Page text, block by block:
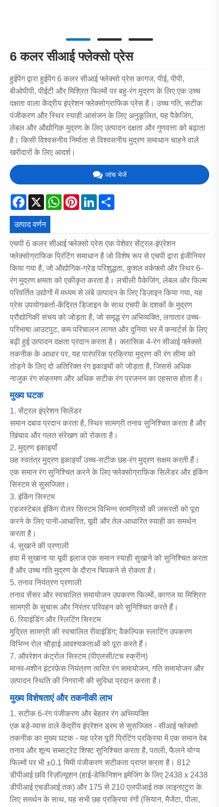
6 कलर सीआई फ्लेक्सो प्रेस
हुईपेंग द्वारा हुईपेंग 6 कलर सीआई फ्लेक्सो प्रेस कागज, पीई, पीपी,
बीओपीपी, पीईटी और मिश्रित फिल्मों पर बहु-रंग मुद्रण के लिए एक उच्च
दक्षता वाला केंद्रीय इंप्रेशन फ्लेक्सोग्राफिक प्रेस है। उच्च गति, सटीक
पंजीकरण और स्थिर स्याही आसंजन के लिए अनुकूलित, यह पैकेजिंग,
लेबल और औद्योगिक मुद्रण के लिए उत्पादन दक्षता और गुणवत्ता को बढ़ाता
है। किसी विश्वसनीय निर्माता से विश्वसनीय मुद्रण समाधान चाहने वाले
खरीदारों के लिए आदर्श।
जांच भेजें
Facebook
X WhatsApp
PinterestLinkedIn
उत्पाद वर्णन
एचपी 6 कलर सीआई फ्लेक्सो प्रेस एक पेशेवर सेंट्रल-इंप्रेशन
फ्लेक्सोग्राफिक प्रिंटिंग समाधान है जो विशेष रूप से एचपी द्वारा इंजीनियर
किया गया है, जो औद्योगिक-ग्रेड परिशुद्धता, कुशल वर्कफ़्लो और स्थिर 6-
रंग मुद्रण क्षमता को एकीकृत करता है। लचीली पैकेजिंग, लेबल और फिल्म
परिवर्तित उद्योगों में मध्यम से लंबे उत्पादन के लिए डिज़ाइन किया गया, यह
प्रेस उपयोगकर्ता-केंद्रित डिजाइन के साथ एचपी के दशकों के मुद्रण
प्रौद्योगिकी संचय को जोड़ता है, जो समृद्ध रंग अभिव्यक्ति, लगातार उच्च-
परिभाषा आउटपुट, कम परिचालन लागत और दुनिया भर में कन्वर्टर्स के लिए
बढ़ी हुई उत्पादन दक्षता प्रदान करता है। क्लासिक 4-रंग सीआई फ्लेक्सो
तकनीक के आधार पर, यह पारंपरिक प्रक्रिया मुद्रण की रंग सीमा को
तोड़ने के लिए दो अतिरिक्त रंग इकाइयों को जोड़ता है, जिससे अधिक
नाजुक रंग संक्रमण और अधिक सटीक रंग प्रजनन का एहसास होता है।
मुख्य घटक
1. सेंट्रल इंप्रेशन सिलेंडर
समान दबाव प्रदान करता है, स्थिर सामग्री तनाव सुनिश्चित करता है और
खिंचाव और गलत संरेखण को रोकता है।
2. मुद्रण इकाइयाँ
छह स्वतंत्र मुद्रण इकाइयाँ उच्च-सटीक छह-रंग मुद्रण सक्षम करती हैं।
एक समान रंग सुनिश्चित करने के लिए फ्लेक्सोग्राफ़िक सिलेंडर और इंकिंग
सिस्टम से सुसज्जित।
3. इंकिंग सिस्टम
एडजस्टेबल इंकिंग रोलर सिस्टम विभिन्न सामग्रियों की जरूरतों को पूरा
करने के लिए पानी-आधारित, यूवी और तेल-आधारित स्याही का समर्थन
करता है।
4. सुखाने की प्रणाली
हवा में सुखाना या यूवी इलाज एक समान स्याही सुखाने को सुनिश्चित करता
है और उच्च गति मुद्रण के दौरान चिपकने से रोकता है।
5. तनाव नियंत्रण प्रणाली
तनाव सेंसर और स्वचालित समायोजन उपकरण फिल्मों, कागज या मिश्रित
सामग्री के सुचारू और निरंतर परिवहन को सुनिश्चित करते हैं।
6. रिवाइंडिंग और स्लिटिंग सिस्टम
मुद्रित सामग्री की स्वचालित रीवाइंडिंग; वैकल्पिक स्लाटिंग उपकरण
विभिन्न रोल चौड़ाई आवश्यकताओं को पूरा करते हैं।
7. ऑपरेशन कंट्रोल सिस्टम (पीएलसी/टच स्क्रीन)
मानव-मशीन इंटरफ़ेस नियंत्रण त्वरित रंग समायोजन, गति समायोजन और
उत्पादन स्थिति की निगरानी की सुविधा प्रदान करता है।
मुख्य विशेषताएं और तकनीकी लाभ
1. सटीक 6-रंग पंजीकरण और बेहतर रंग अभिव्यक्ति
एक बड़े-व्यास वाले केंद्रीय इंप्रेशन ड्रम से सुसज्जित - सीआई फ्लेक्सो
तकनीक का मुख्य घटक - यह प्रेस पूरी प्रिंटिंग प्रक्रिया में एक समान वेब
तनाव और शून्य सब्सट्रेट शिफ्ट सुनिश्चित करता है, पतली, फैलने योग्य
फिल्मों पर भी ±0.1 मिमी पंजीकरण सटीकता प्राप्त करता है। 812
डीपीआई छवि रिज़ॉल्यूशन (हाई-डेफिनिशन इमेजिंग के लिए 2438 x 2438
डीपीआई एचडीआई तक) और 175 से 210 एलपीआई तक लाइनएटुरा के
लिए समर्थन के साथ, यह सभी छह प्रक्रिया रंगों (सियान, मैजेंटा, पीला,